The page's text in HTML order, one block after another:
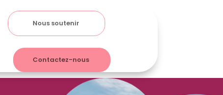
Nous soutenir
Contactez-nous